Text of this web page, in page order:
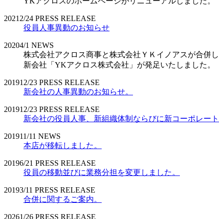
2021 2/24 PRESS RELEASE
役員人事異動のお知らせ
20204/1 NEWS
株式会社アクロス商事と株式会社ＹＫイノアスが合併し
新会社「YKアクロス株式会社」が発足いたしました。
201912/23 PRESS RELEASE
新会社の人事異動のお知らせ。
201912/23 PRESS RELEASE
新会社の役員人事、新組織体制ならびに新コーポレート
201911/11 NEWS
本店が移転しました。
20196/21 PRESS RELEASE
役員の移動並びに業務分担を変更しました。
20193/11 PRESS RELEASE
合併に関するご案内。
20261/26 PRESS RELEASE